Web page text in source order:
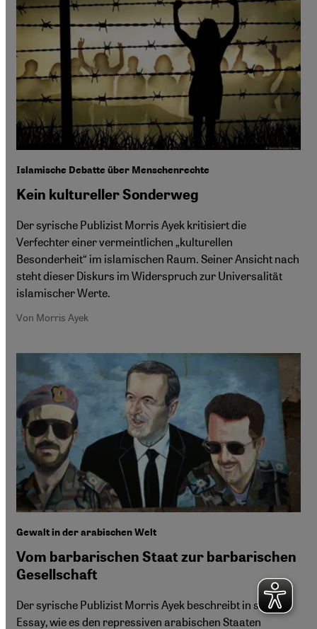
Islamische Debatte über Menschenrechte
Kein kultureller Sonderweg
Der syrische Publizist Morris Ayek kritisiert die
Verfechter einer vermeintlichen „kulturellen
Besonderheit“ im islamischen Raum. Seiner Ansicht nach
steht dieser Diskurs im Widerspruch zur Universalität
islamischer Werte.
Von Morris Ayek
Gewalt in der arabischen Welt
Vom barbarischen Staat zur barbarischen
Gesellschaft
Der syrische Publizist Morris Ayek beschreibt in seinem
Essay, wie es den repressiven arabischen Staaten